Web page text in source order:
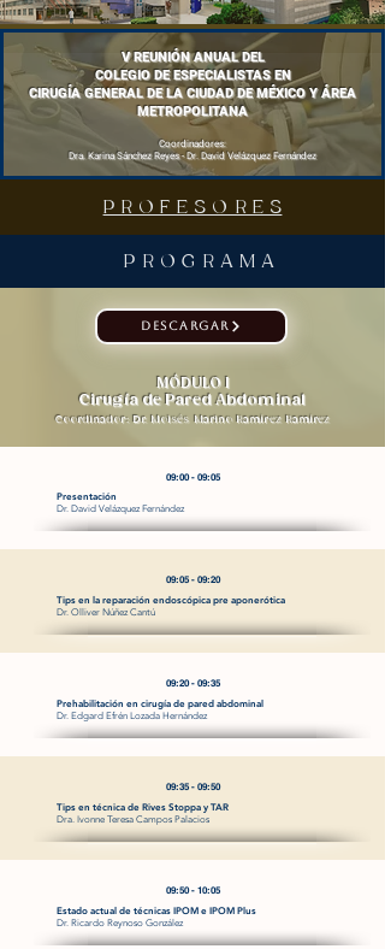
V REUNIÓN ANUAL DEL
COLEGIO DE ESPECIALISTAS EN
CIRUGÍA GENERAL DE LA CIUDAD DE MÉXICO Y ÁREA
METROPOLITANA
Coordinadores:
Dra. Karina Sánchez Reyes - Dr. David Velázquez Fernández
P R O F E S O R E S
P R O G R A M A
DESCARGAR
MÓDULO I
Cirugía de Pared Abdominal
Coordinador: Dr. Moisés Marino Ramírez Ramírez
09:00 - 09:05
Presentación
Dr. David Velázquez Fernández
09:05 - 09:20
Tips en la reparación endoscópica pre aponerótica
Dr. Olliver Núñez Cantú
09:20 - 09:35
Prehabilitación en cirugía de pared abdominal
Dr. Edgard Efrén Lozada Hernández
09:35 - 09:50
Tips en técnica de Rives Stoppa y TAR
Dra. Ivonne Teresa Campos Palacios
09:50 - 10:05
Estado actual de técnicas IPOM e IPOM Plus
Dr. Ricardo Reynoso González